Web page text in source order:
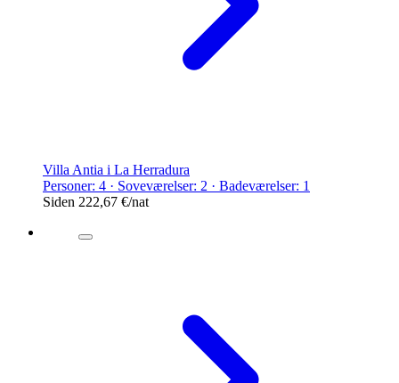
Villa Antia i La Herradura
Personer: 4 · Soveværelser: 2 · Badeværelser: 1
Siden 222,67 €/nat